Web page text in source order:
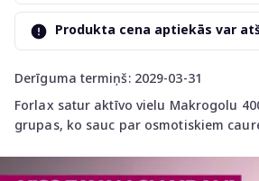
Derīguma termiņš: 2029-03-31
Forlax satur aktīvo vielu Makrogolu
grupas, ko sauc par osmotiskiem
Produkta cena aptiekās var